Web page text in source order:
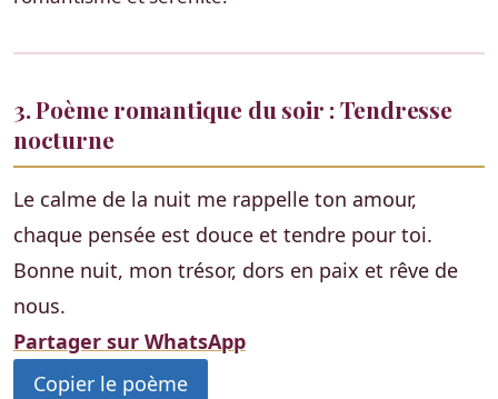
3. Poème romantique du soir : Tendresse
nocturne
Le calme de la nuit me rappelle ton amour,
chaque pensée est douce et tendre pour toi.
Bonne nuit, mon trésor, dors en paix et rêve de
nous.
Partager sur WhatsApp
Copier le poème